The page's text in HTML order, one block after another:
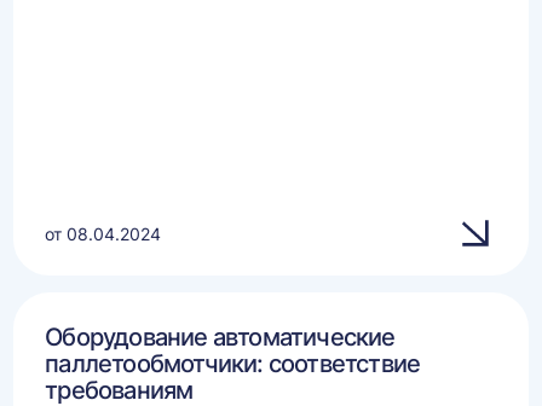
от 08.04.2024
Оборудование автоматические
паллетообмотчики: соответствие
требованиям